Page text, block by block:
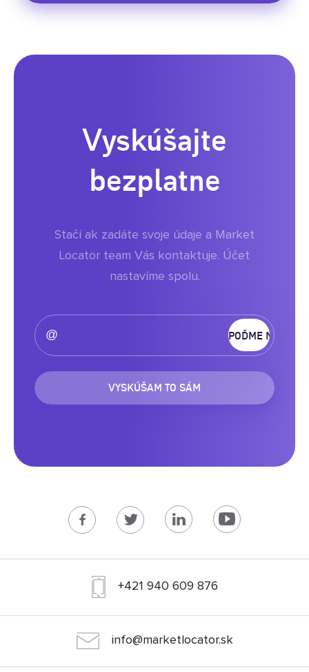
Vyskúšajte
bezplatne
VYSKÚŠAM TO SÁM
Stačí ak zadáte svoje údaje a Market
Locator team Vás kontaktuje. Účet
nastavíme spolu.
+421 940 609 876
info@marketlocator.sk